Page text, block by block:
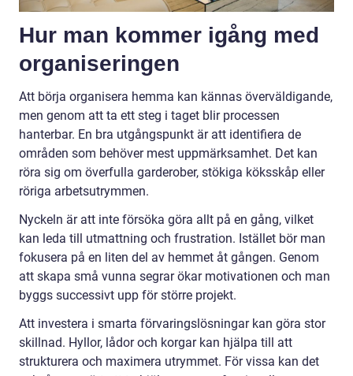
Hur man kommer igång med
organiseringen
Att börja organisera hemma kan kännas överväldigande,
men genom att ta ett steg i taget blir processen
hanterbar. En bra utgångspunkt är att identifiera de
områden som behöver mest uppmärksamhet. Det kan
röra sig om överfulla garderober, stökiga köksskåp eller
röriga arbetsutrymmen.
Nyckeln är att inte försöka göra allt på en gång, vilket
kan leda till utmattning och frustration. Istället bör man
fokusera på en liten del av hemmet åt gången. Genom
att skapa små vunna segrar ökar motivationen och man
byggs successivt upp för större projekt.
Att investera i smarta förvaringslösningar kan göra stor
skillnad. Hyllor, lådor och korgar kan hjälpa till att
strukturera och maximera utrymmet. För vissa kan det